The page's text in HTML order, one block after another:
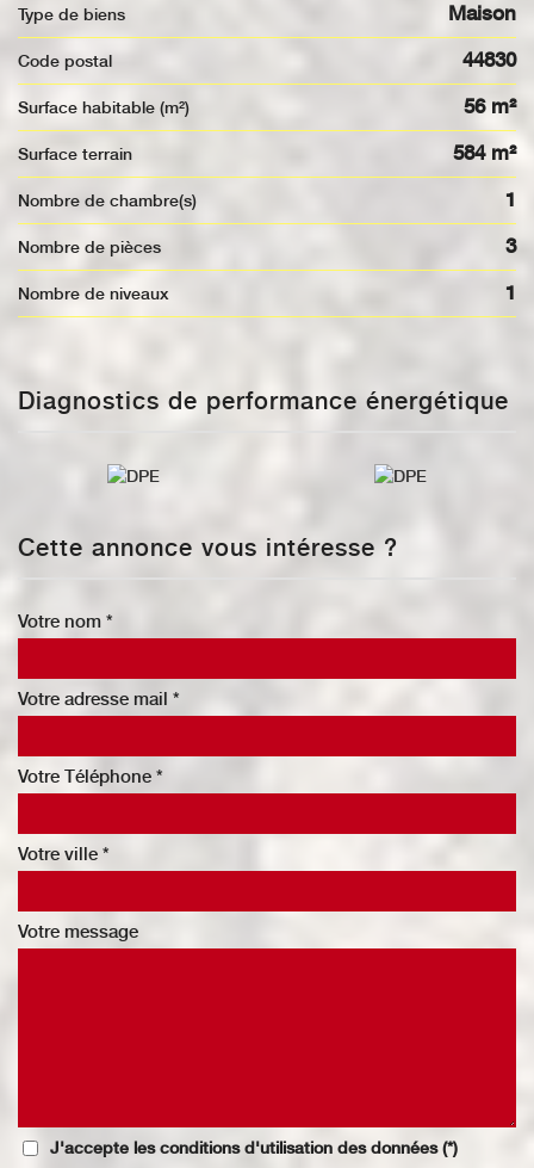
Type de biens Maison
Code postal 44830
Surface habitable (m²) 56 m²
surface terrain 584 m²
Nombre de chambre(s) 1
Nombre de pièces 3
Nombre de niveaux 1
Diagnostics de performance énergétique
Cette annonce vous intéresse ?
Votre nom *
Votre adresse mail *
Votre Téléphone *
Votre ville *
Votre message
J'accepte les conditions d'utilisation des données (*)